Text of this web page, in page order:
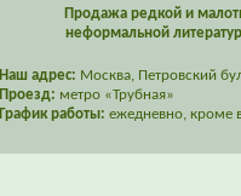
Продажа редкой и
неформальной
Наш адрес: Москва, Петровский
Проезд: метро «Трубная»
График работы: ежедневно, кроме